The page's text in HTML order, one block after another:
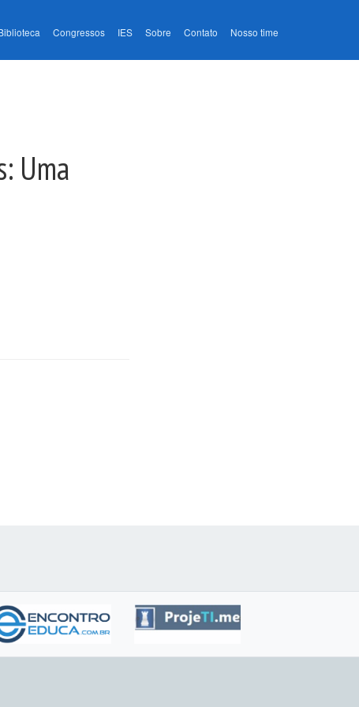
Congressos IES Sobre Contato Nosso time
Uma